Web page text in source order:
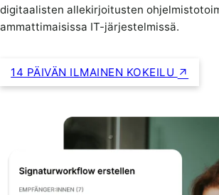
digitaalisten allekirjoitusten
ammattimaisissa IT-järjestelmissä.
14 PÄIVÄN ILMAINEN KOKEILU